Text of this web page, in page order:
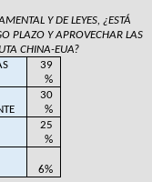
Y DE LEYES, ¿ESTÁ
PLAZO Y APROVECHAR LAS
CHINA-EUA?
39
%
30
%
25
%
6%